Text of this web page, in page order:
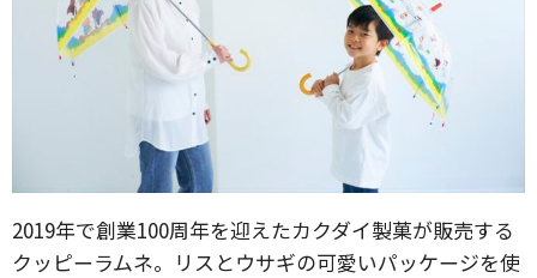
2019年で創業100周年を迎えたカクダイ製菓が販売する
クッピーラムネ。リスとウサギの可愛いパッケージを使